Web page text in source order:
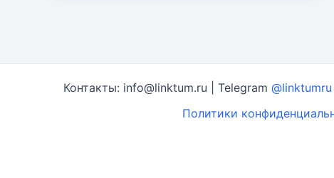
Контакты: info@linktum.ru | Telegram @linktumru
Политики